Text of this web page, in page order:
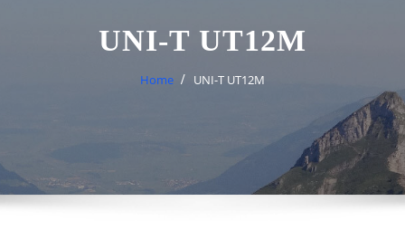
UNI-T UT12M
Home UNI-T UT12M